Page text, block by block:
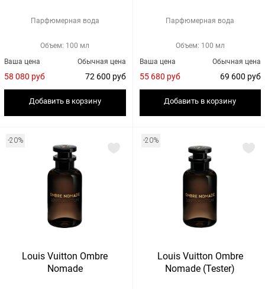
Парфюмерная вода
Объем: 100 мл
Обычная цена
72 600 руб
Ваша цена
58 080 руб
Добавить в корзину
Парфюмерная вода
Объем: 100 мл
Обычная цена
69 600 руб
Ваша цена
55 680 руб
Добавить в корзину
-20%
Louis Vuitton Ombre
Nomade
-20%
Louis Vuitton Ombre
Nomade (Tester)